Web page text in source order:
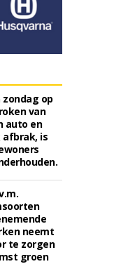
op
van
auto en
afbrak, is
neemt
te zorgen
groen